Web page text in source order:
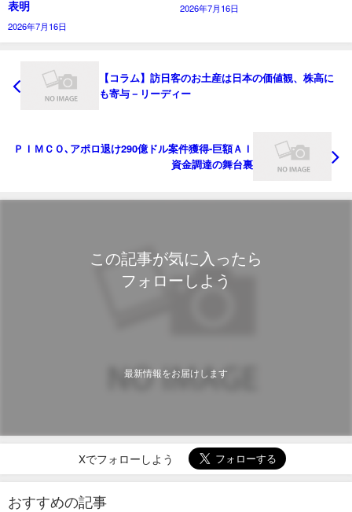
表明
2026年7月16日
2026年7月16日
【コラム】訪日客のお土産は日本の価値観、株高に
も寄与－リーディー
ＰＩＭＣＯ､アポロ退け290億ドル案件獲得-巨額ＡＩ
資金調達の舞台裏
この記事が気に入ったら
フォローしよう
最新情報をお届けします
Xでフォローしよう
おすすめの記事